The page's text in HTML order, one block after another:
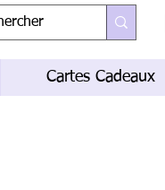
Cartes Cadeaux